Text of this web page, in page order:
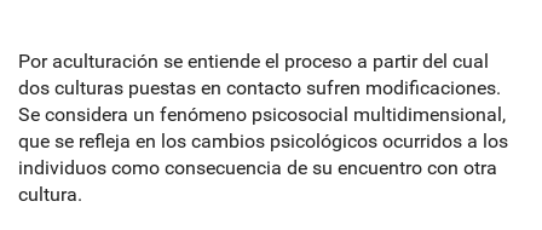
Por aculturación se entiende el proceso a partir del cual
dos culturas puestas en contacto sufren modificaciones.
Se considera un fenómeno psicosocial multidimensional,
que se refleja en los cambios psicológicos ocurridos a los
individuos como consecuencia de su encuentro con otra
cultura.